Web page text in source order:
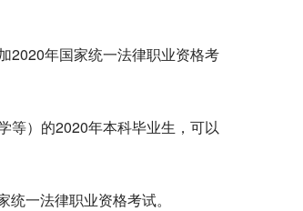
2020年国家统一法律职业资格考
等）的2020年本科毕业生，可以
统一法律职业资格考试。